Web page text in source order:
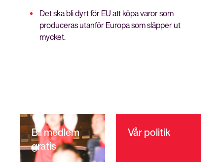
Det ska bli dyrt för EU att köpa varor som
produceras utanför Europa som släpper ut
mycket.
Bli medlem
gratis
Vår politik